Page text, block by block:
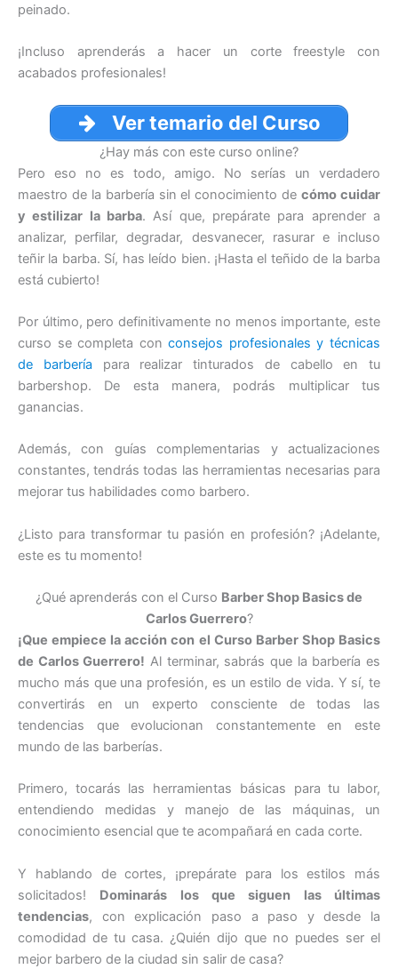
peinado.
¡Incluso aprenderás a hacer un corte freestyle con
acabados profesionales!
Ver temario del Curso
¿Hay más con este curso online?
Pero eso no es todo, amigo. No serías un verdadero
maestro de la barbería sin el conocimiento decómo cuidar
y estilizar la barba. Así que, prepárate para aprender a
analizar, perfilar, degradar, desvanecer, rasurar e incluso
teñir la barba. Sí, has leído bien. ¡Hasta el teñido de la barba
está cubierto!
Por último, pero definitivamente no menos importante, este
curso se completa conconsejos profesionales y técnicas
de barbería para realizar tinturados de cabello en tu
barbershop. De esta manera, podrás multiplicar tus
ganancias.
Además, con guías complementarias y actualizaciones
constantes, tendrás todas las herramientas necesarias para
mejorar tus habilidades como barbero.
¿Listo para transformar tu pasión en profesión? ¡Adelante,
este es tu momento!
¿Qué aprenderás con el Curso Barber Shop Basics de
Carlos Guerrero?
¡Que empiece la acción con el Curso Barber Shop Basics
de Carlos Guerrero! Al terminar, sabrás que la barbería es
mucho más que una profesión, es un estilo de vida. Y sí, te
convertirás en un experto consciente de todas las
tendencias que evolucionan constantemente en este
mundo de las barberías.
Primero, tocarás las herramientas básicas para tu labor,
entendiendo medidas y manejo de las máquinas, un
conocimiento esencial que te acompañará en cada corte.
Y hablando de cortes, ¡prepárate para los estilos más
solicitados! Dominarás los que siguen las últimas
tendencias, con explicación paso a paso y desde la
comodidad de tu casa. ¿Quién dijo que no puedes ser el
mejor barbero de la ciudad sin salir de casa?